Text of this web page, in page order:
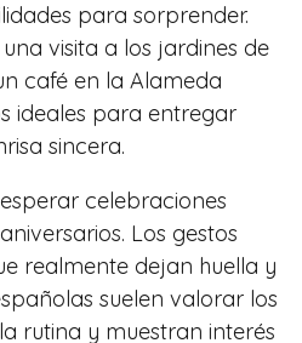
para sorprender.
visita a los jardines de
café en la Alameda
ideales para entregar
sincera.
celebraciones
Los gestos
realmente dejan huella y
suelen valorar los
rutina y muestran interés